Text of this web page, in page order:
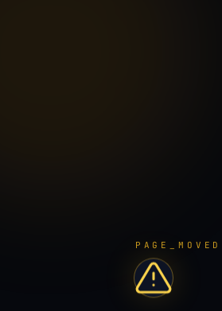
PAGE_MOVED